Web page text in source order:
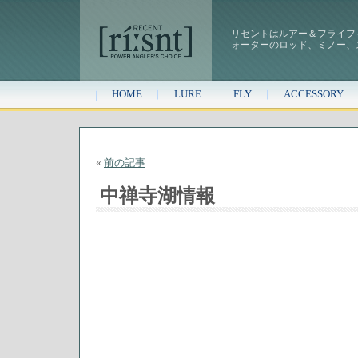
リセントはルアー＆フライ
ォーターのロッド、ミノー
HOME LURE FLY ACCESSORY
« 前の記事
中禅寺湖情報